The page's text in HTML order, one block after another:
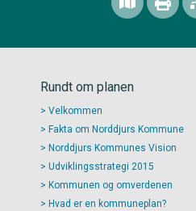
Rundt om planen
Velkommen
Fakta om Norddjurs Kommune
Norddjurs Kommunes Vision
Udviklingsstrategi 2015
Kommunen og omverdenen
Hvad er en kommuneplan?